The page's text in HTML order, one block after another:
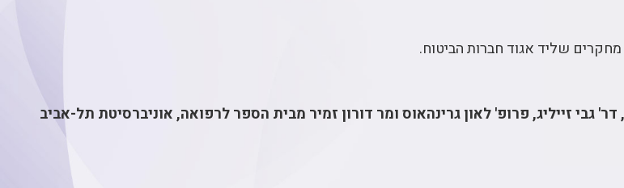
שליד אגוד חברות הביטוח.
גבי זייליג, פרופ' לאון גרינהאוס ומר דורון זמיר מבית הספר לרפואה, אוניברסיטת תל-אביב